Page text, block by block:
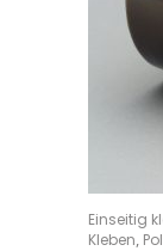
Dieses Produkt weist mehrere Varianten auf. Die Optionen können auf der Produktseite gewählt werden
Einseitig
Kleben,